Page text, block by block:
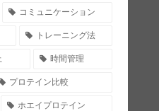
コミュニケーション
トレーニング法
時間管理
プロテイン比較
ホエイプロテイン